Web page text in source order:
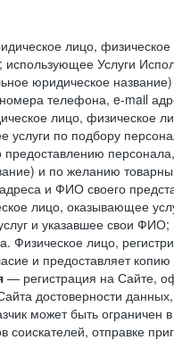
лицо,
использующее Услуги
юридическое
телефона, e-mail
лицо, физическое
услуги по подбору
предоставлению
и по желанию
и ФИО своего
лицо, оказывающее
и указавшее свои
лицо,
и предоставляет
— регистрация на Сайте,
достоверности
может быть
соискателей, отправке